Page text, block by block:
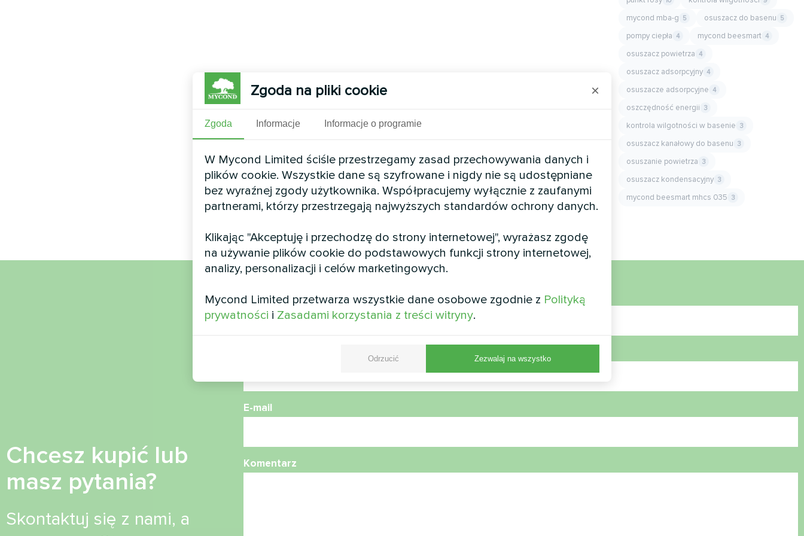
mycond mba-g 5 osuszacz do basenu 5
pompy ciepła 4 mycond beesmart 4
osuszacz powietrza 4
osuszacz adsorpcyjny 4
osuszacze adsorpcyjne 4
oszczędność energii 3
kontrola wilgotności w basenie 3
osuszacz kanałowy do basenu 3
osuszanie powietrza 3
osuszacz kondensacyjny 3
mycond beesmart mhcs 035 3
Chcesz kupić lub
masz pytania?
Skontaktuj się z nami, a
Nazwa
E-mail
Komentarz
Zgoda na pliki cookie ×
Zgoda Informacje Informacje o programie
W Mycond Limited ściśle przestrzegamy zasad przechowywania danych i
plików cookie. Wszystkie dane są szyfrowane i nigdy nie są udostępniane
bez wyraźnej zgody użytkownika. Współpracujemy wyłącznie z zaufanymi
partnerami, którzy przestrzegają najwyższych standardów ochrony danych.
Klikając "Akceptuję i przechodzę do strony internetowej", wyrażasz zgodę
na używanie plików cookie do podstawowych funkcji strony internetowej,
analizy, personalizacji i celów marketingowych.
Mycond Limited przetwarza wszystkie dane osobowe zgodnie z Polityką
prywatności i Zasadami korzystania z treści witryny.
Odrzucić Zezwalaj na wszystko